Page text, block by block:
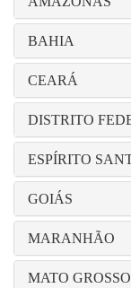
BAHIA
CEARÁ
DISTRITO
ESPÍRITO
GOIÁS
MARANHÃO
MATO GROSSO